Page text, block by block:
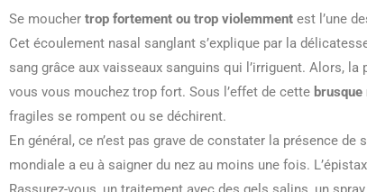
Se moucher trop fortement ou trop violemment est l’une
Cet écoulement nasal sanglant s’explique par la
sang grâce aux vaisseaux sanguins qui l’irriguent. Alors,
vous vous mouchez trop fort. Sous l’effet de cette
fragiles se rompent ou se déchirent.
En général, ce n’est pas grave de constater la présence
mondiale a eu à saigner du nez au moins une fois.